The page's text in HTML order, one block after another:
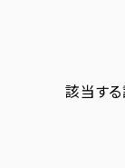
該当する